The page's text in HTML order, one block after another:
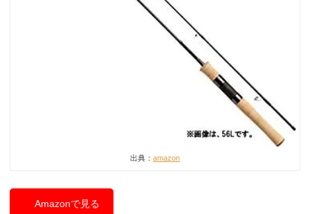
出典： amazon
Amazonで見る